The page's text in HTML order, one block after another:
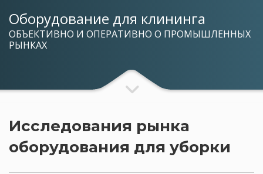
Оборудование для клининга
ОБЪЕКТИВНО И ОПЕРАТИВНО О ПРОМЫШЛЕННЫХ
РЫНКАХ
Исследования рынка
оборудования для уборки